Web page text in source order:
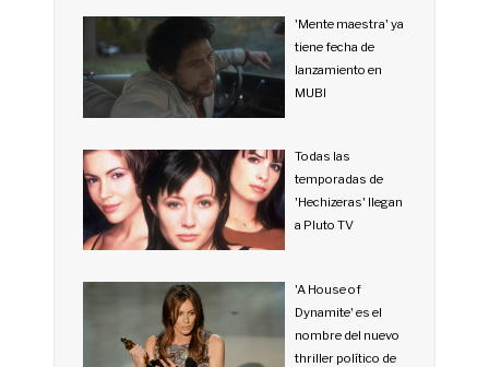
'Mente maestra' ya
tiene fecha de
lanzamiento en
MUBI
Todas las
temporadas de
'Hechizeras' llegan
a Pluto TV
'A House of
Dynamite' es el
nombre del nuevo
thriller político de